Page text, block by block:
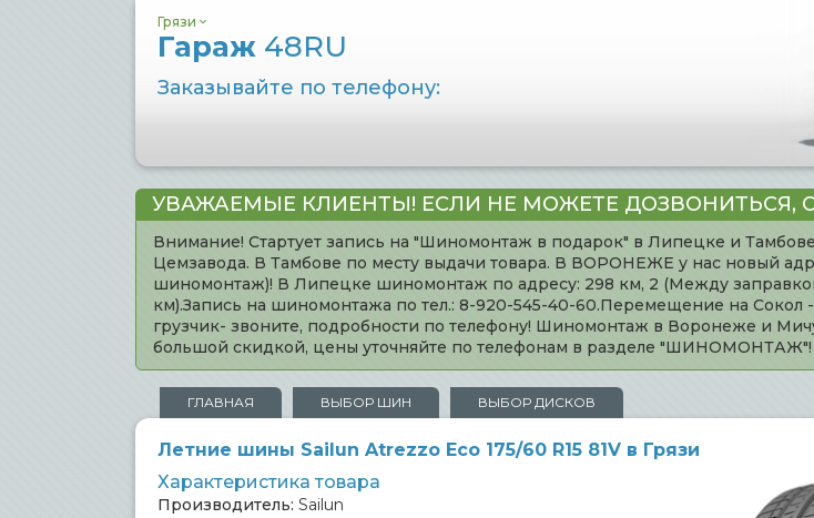
Грязи
Гараж 48RU
Заказывайте по телефону:
УВАЖАЕМЫЕ КЛИЕНТЫ! ЕСЛИ НЕ МОЖЕТЕ ДОЗВОНИТЬСЯ,
Внимание! Стартует запись на "Шиномонтаж в подарок" в Липецке и
Цемзавода. В Тамбове по месту выдачи товара. В ВОРОНЕЖЕ у нас новый
шиномонтаж)! В Липецке шиномонтаж по адресу: 298 км, 2 (Между
км).Запись на шиномонтажа по тел.: 8-920-545-40-60.Перемещение на Сокол
грузчик- звоните, подробности по телефону! Шиномонтаж в Воронеже и
большой скидкой, цены уточняйте по телефонам в разделе
ГЛАВНАЯ ВЫБОР ШИН ВЫБОР ДИСКОВ
Летние шины Sailun Atrezzo Eco 175/60 R15 81V в Грязи
Характеристика товара
Производитель: Sailun